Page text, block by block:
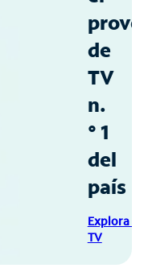
de
TV
n.
° 1
del
país
Explora
TV